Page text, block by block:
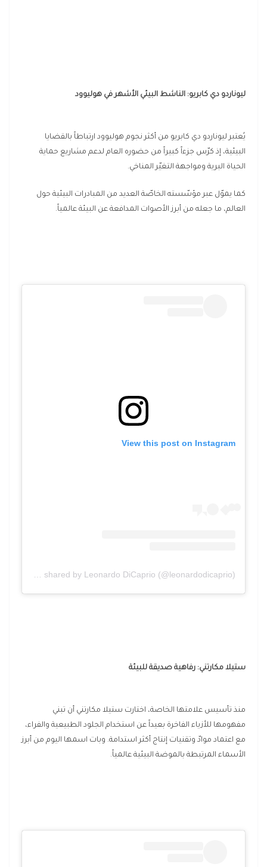
ليوناردو دي كابريو: الناشط البيئي الأشهر في هوليوود
يُعتبر ليوناردو دي كابريو من أكثر نجوم هوليوود ارتباطاً بالقضايا
البيئية، إذ كرّس جزءاً كبيراً من حضوره العام لدعم مشاريع حماية
الحياة البرية ومواجهة التغيّر المناخي.
كما يموّل عبر مؤسّسته الخاصّة العديد من المبادرات البيئية حول
العالم، ما جعله من أبرز الأصوات المدافعة عن البيئة عالمياً.
View this post on Instagram
A post shared by Leonardo DiCaprio (@leonardodicaprio)
ستيلا مكارتني: رفاهية صديقة للبيئة
منذ تأسيس علامتها الخاصة، اختارت ستيلا مكارتني أن تبني
مفهومها للأزياء الفاخرة بعيداً عن استخدام الجلود الطبيعية والفراء،
مع اعتماد موادّ وتقنيات إنتاج أكثر استدامة. وبات اسمها اليوم من أبرز
الأسماء المرتبطة بالموضة البيئية عالمياً.